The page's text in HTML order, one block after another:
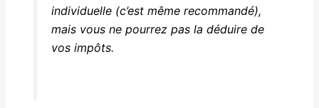
individuelle (c’est même recommandé),
mais vous ne pourrez pas la déduire de
vos impôts.